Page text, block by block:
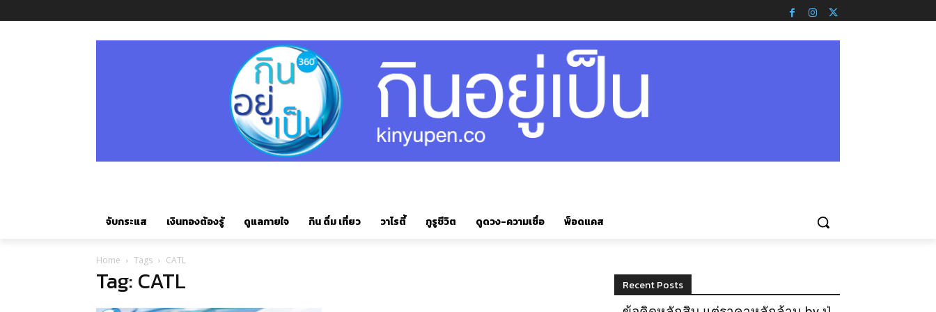
จับกระแส เงินทองต้องรู้ ดูแลกายใจ กิน ดื่ม เที่ยว วาไรตี้ กูรูชีวิต ดูดวง-ความเชื่อ พ็อดแคส
Home Tags CATL
Tag: CATL Recent Posts